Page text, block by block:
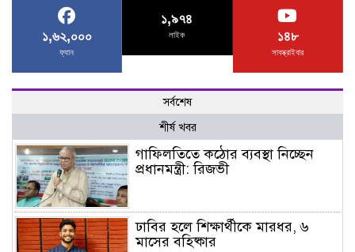
১,৬২,০০০
ফ্যান
১,৯৭৪
লাইক ১৪৮
সাবস্ক্রাইবার
সর্বশেষ
শীর্ষ খবর
গাফিলতিতে কঠোর ব্যবস্থা নিচ্ছেন
প্রধানমন্ত্রী: রিজভী
ঢাবির হলে শিক্ষার্থীকে মারধর, ৬
মাসের বহিষ্কার